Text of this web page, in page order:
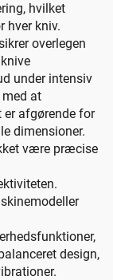
hvilket
hver kniv.
overlegen
under intensiv
at
er afgørende for
dimensioner.
være præcise
design,